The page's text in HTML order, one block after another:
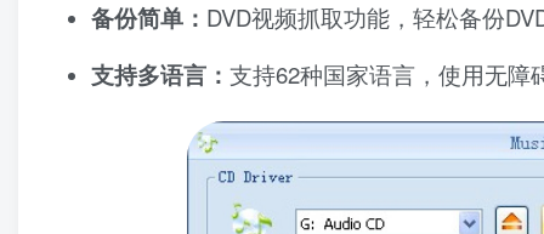
备份简单： DVD视频抓取功能，轻松备份
支持多语言： 支持62种国家语言，使用无障